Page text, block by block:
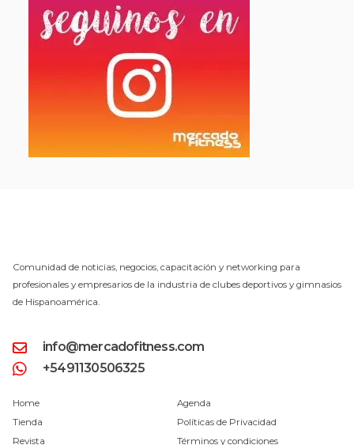
Comunidad de noticias, negocios, capacitación y networking para
profesionales y empresarios de la industria de clubes deportivos y gimnasios
de Hispanoamérica.
info@mercadofitness.com
+5491130506325
Home
Tienda
Revista
Agenda
Políticas de Privacidad
Términos y condiciones